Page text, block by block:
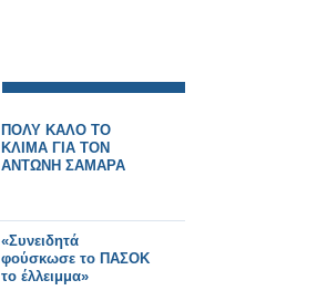
ΠΟΛΥ ΚΑΛΟ ΤΟ
ΚΛΙΜΑ ΓΙΑ ΤΟΝ
ΑΝΤΩΝΗ ΣΑΜΑΡΑ
«Συνειδητά
φούσκωσε το ΠΑΣΟΚ
το έλλειμμα»